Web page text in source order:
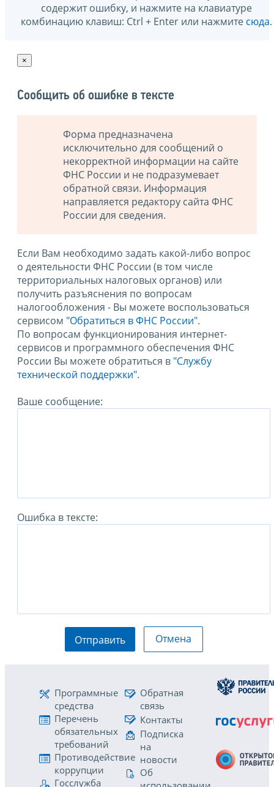
содержит ошибку, и нажмите на клавиатуре
комбинацию клавиш: Ctrl + Enter или нажмите сюда.
×
Сообщить об ошибке в тексте
Форма предназначена
исключительно для сообщений о
некорректной информации на сайте
ФНС России и не подразумевает
обратной связи. Информация
направляется редактору сайта ФНС
России для сведения.
Если Вам необходимо задать какой-либо вопрос
о деятельности ФНС России (в том числе
территориальных налоговых органов) или
получить разъяснения по вопросам
налогообложения - Вы можете воспользоваться
сервисом "Обратиться в ФНС России".
По вопросам функционирования интернет-
сервисов и программного обеспечения ФНС
России Вы можете обратиться в "Службу
технической поддержки".
Ваше сообщение:
Ошибка в тексте:
Отправить Отмена
Программные
средства
Перечень
обязательных
требований
Противодействие
коррупции
Госслужба
Обратная
связь
Контакты
Подписка
на
новости
Об